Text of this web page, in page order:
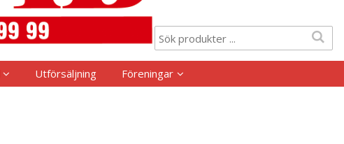
Utförsäljning Föreningar